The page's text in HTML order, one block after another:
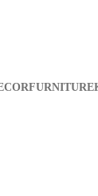
FURNITURE